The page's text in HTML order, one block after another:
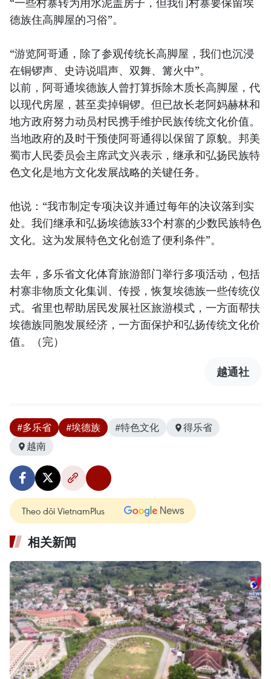
德族住高脚屋的习俗”。
“游览阿哥通，除了参观传统长高脚屋，我们也沉浸
在铜锣声、史诗说唱声、双舞、篝火中”。
以前，阿哥通埃德族人曾打算拆除木质长高脚屋，代
以现代房屋，甚至卖掉铜锣。但已故长老阿妈赫林和
地方政府努力动员村民携手维护民族传统文化价值。
当地政府的及时干预使阿哥通得以保留了原貌。邦美
蜀市人民委员会主席武文兴表示，继承和弘扬民族特
色文化是地方文化发展战略的关键任务。
他说：“我市制定专项决议并通过每年的决议落到实
处。我们继承和弘扬埃德族33个村寨的少数民族特色
文化。这为发展特色文化创造了便利条件”。
去年，多乐省文化体育旅游部门举行多项活动，包括
村寨非物质文化集训、传授，恢复埃德族一些传统仪
式。省里也帮助居民发展社区旅游模式，一方面帮扶
埃德族同胞发展经济，一方面保护和弘扬传统文化价
值。（完）
越通社
#多乐省 #埃德族 #特色文化
得乐省
越南
Theo dõi VietnamPlus
相关新闻